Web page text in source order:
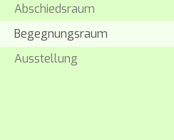
Abschiedsraum
Begegnungsraum
Ausstellung